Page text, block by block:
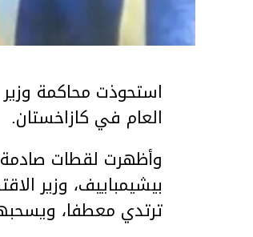
استحوذت محاكمة
العام في كازاخستان.
وأظهرت لقطات
بيشيمباييف، وزير
ترتدي معطفا،